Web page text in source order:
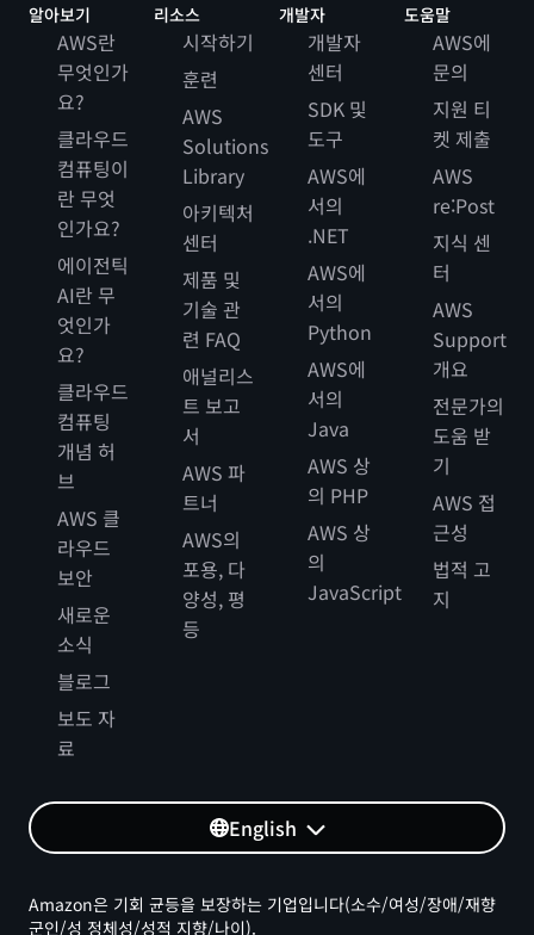
알아보기
AWS란
무엇인가
요?
클라우드
컴퓨팅이
란 무엇
인가요?
에이전틱
AI란 무
엇인가
요?
클라우드
컴퓨팅
개념 허
브
AWS 클
라우드
보안
새로운
소식
블로그
보도 자
료
리소스
시작하기
훈련
AWS
Solutions
Library
아키텍처
센터
제품 및
기술 관
련 FAQ
애널리스
트 보고
서
AWS 파
트너
AWS의
포용, 다
양성, 평
등
개발자
개발자
센터
SDK 및
도구
AWS에
서의
.NET
AWS에
서의
Python
AWS에
서의
Java
AWS 상
의 PHP
AWS 상
의
JavaScript
도움말
AWS에
문의
지원 티
켓 제출
AWS
re:Post
지식 센
터
AWS
Support
개요
전문가의
도움 받
기
AWS 접
근성
법적 고
지
English
Amazon은 기회 균등을 보장하는 기업입니다(소수/여성/장애/재향
군인/성 정체성/성적 지향/나이).